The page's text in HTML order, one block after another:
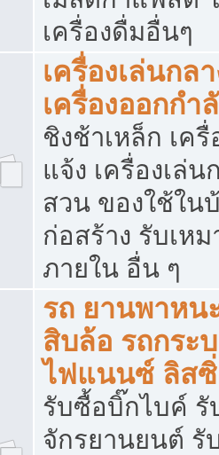
เครื่องดื่มอื่นๆ
เครื่องเล่นกล
เครื่องออกกำ
ชิงช้าเหล็ก เค
แจ้ง เครื่องเล่น
สวน ของใช้ใน
ก่อสร้าง รับเห
ภายใน อื่น ๆ
รถ ยานพาหน
สิบล้อ รถกระ
ไฟแนนซ์ ลิส
รับซื้อบิ๊กไบค์
จักรยานยนต์ รั